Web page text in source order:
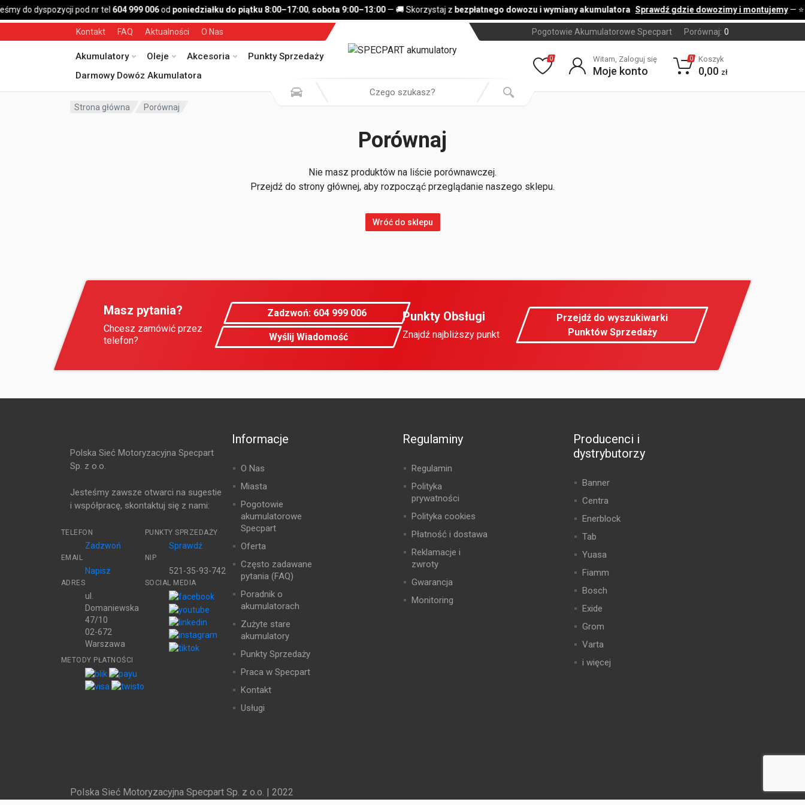
do dyspozycji pod nr tel 604 999 006od poniedziałku do piątku 8:00–17:00,sobota 9:00–13:00— 🚚 Skorzystaj zbezpłatnego dowozu i wymiany akumulatora Sprawdź gdzie dowozimy i montujemy— ⭐
Kontakt FAQ Aktualności O Nas Pogotowie Akumulatorowe Specpart Porównaj: 0
Akumulatory Oleje Akcesoria
Punkty Sprzedaży
Darmowy Dowóz Akumulatora
0 Witam, Zaloguj się
Moje konto
0 Koszyk
0,00 zł
Strona główna Porównaj
Porównaj
Nie masz produktów na liście porównawczej.
Przejdź do strony głównej, aby rozpocząć przeglądanie naszego sklepu.
Wróć do sklepu
Masz pytania?
Chcesz zamówić przez
telefon?
Zadzwoń: 604 999 006
Wyślij Wiadomość
Punkty Obsługi
Znajdź najbliższy punkt
Przejdź do wyszukiwarki
Punktów Sprzedaży
Polska Sieć Motoryzacyjna Specpart
Sp. z o.o.
Jesteśmy zawsze otwarci na sugestie
i współpracę, skontaktuj się z nami:
TELEFON
Zadzwoń
PUNKTY SPRZEDAŻY
Sprawdź
EMAIL
Napisz
NIP
521-35-93-742
ADRES
ul.
Domaniewska
47/10
02-672
Warszawa
SOCIAL MEDIA
METODY PŁATNOŚCI
Informacje
O Nas
Miasta
Pogotowie
akumulatorowe
Specpart
Oferta
Często zadawane
pytania (FAQ)
Poradnik o
akumulatorach
Zużyte stare
akumulatory
Punkty Sprzedaży
Praca w Specpart
Kontakt
Usługi
Regulaminy
Regulamin
Polityka
prywatności
Polityka cookies
Płatność i dostawa
Reklamacje i
zwroty
Gwarancja
Monitoring
Producenci i
dystrybutorzy
Banner
Centra
Enerblock
Tab
Yuasa
Fiamm
Bosch
Exide
Grom
Varta
i więcej
Polska Sieć Motoryzacyjna Specpart Sp. z o.o. | 2022